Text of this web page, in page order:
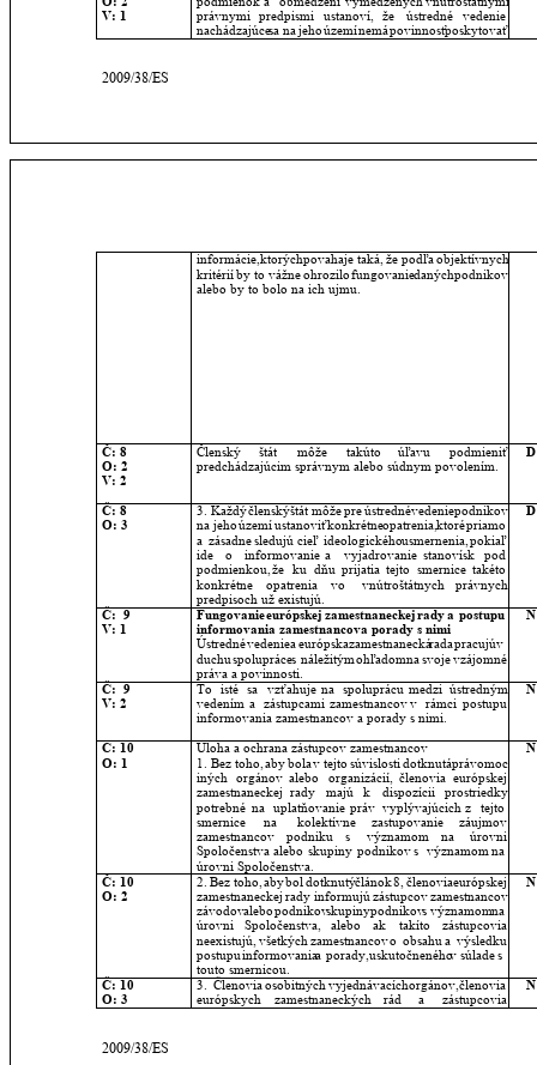
2009/38/ES
V: 1
právnymi
predpismi ustanoví, že ústredné
vedenie
nachádzajúcesa najehoúzemínemápovinnosťposkytovať
2009/38/ES
informácie,ktorýchpovahaje taká, že podľaobjektívnych
kritérií by to vážneohrozilofungovaniedanýchpodnikov
alebo by to bolo na ich ujmu.
Č: 8
O: 2
V: 2
Členský štát môže takúto úľavu
podmieniť
predchádzajúcim správnym alebo súdnym povolením.
D
Č: 8
O: 3
3. Každýčlenskýštát môžepre ústrednévedeniepodnikov
na jeho územíustanoviťkonkrétneopatrenia,ktorépriamo
a zásadne sledujú cieľ ideologickéhousmernenia, pokiaľ
ide
o informovanie a vyjadrovanie stanovísk
pod
podmienkou, že ku dňu prijatia tejto smernice takéto
konkrétne
opatrenia vo vnútroštátnych
právnych
predpisoch už existujú.
D
Č:  9
V: 1
Fungovanieeurópskej zamestnaneckejrady a postupu
informovania zamestnancova porady s nimi
Ústrednévedeniea európskazamestnaneckáradapracujúv
duchuspolupráces náležitýmohľadomna svojevzájomné
práva a povinnosti.
N
Č:  9
V: 2
To isté sa vzťahuje na spoluprácu medzi
ústredným
vedením a zástupcami zamestnancov v rámci postupu
informovania zamestnancov a porady s nimi.
N
Č: 10
O: 1
Úloha a ochrana zástupcov zamestnancov
1.
Bez toho, aby bola v tejto súvislosti dotknutáprávomoc
iných
orgánov alebo organizácií, členovia
európskej
zamestnaneckej
rady majú k dispozícii
prostriedky
potrebné na uplatňovanie práv vyplývajúcich z
tejto
smernice
na kolektívne zastupovanie
záujmov
zamestnancov
podniku s významom na
úrovni
Spoločenstva alebo skupiny podnikovs významom na
úrovni Spoločenstva.
N
Č: 10
O: 2
2. Bez toho, abybol dotknutýčlánok8, členoviaeurópskej
zamestnaneckej rady informujú zástupcov zamestnancov
závodovalebo podnikovskupinypodnikovs významomna
úrovni
Spoločenstva, alebo ak takíto
zástupcovia
neexistujú, všetkých zamestnancovo obsahu a výsledku
postupuinformovaniaa porady, uskutočnenéhov súlade s
touto smernicou.
N
Č: 10
O: 3
3. Členovia osobitných vyjednávacíchorgánov, členovia
európskych
zamestnaneckých rád a zástupcovia
N